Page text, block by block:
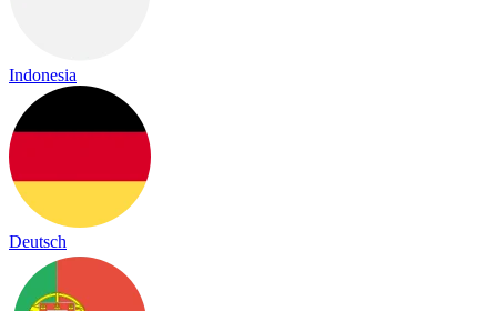
Indonesia
Deutsch